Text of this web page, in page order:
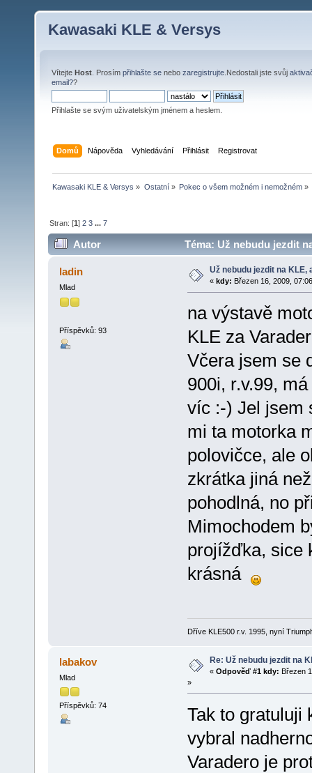
Kawasaki KLE & Versys
Vítejte Host . Prosím přihlašte se nebo zaregistrujte .Nedostali jste svůj
email??
Přihlašte se svým uživatelským jménem a heslem.
Domů Nápověda Vyhledávání Přihlásit Registrovat
Kawasaki KLE & Versys » Ostatní» Pokec o všem možném i nemožném»
Stran: [1]2 3 ...7
Autor Téma: Už nebudu jezdit
ladin
Mlad
Příspěvků: 93
Už nebudu jezdit na KLE,
« kdy: Březen 16, 2009,
na výstavě
KLE za
Včera jsem se
900i, r.v.99,
víc :-) Jel jsem
mi ta motorka
polovičce, ale
zkrátka jiná
pohodlná, no
Mimochodem
projížďka, sice
krásná
Dříve KLE500 r.v. 1995, nyní
labakov
Mlad
Příspěvků: 74
Re: Už nebudu jezdit na
« Odpověď #1 kdy: Březen
»
Tak to gratuluji
vybral
Varadero je